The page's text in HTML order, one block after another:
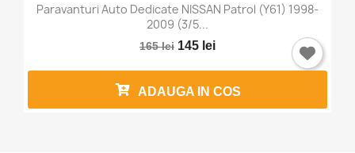
Paravanturi Auto Dedicate NISSAN Patrol (Y61) 1998-
2009 (3/5...
165 lei 145 lei
ADAUGA IN COS